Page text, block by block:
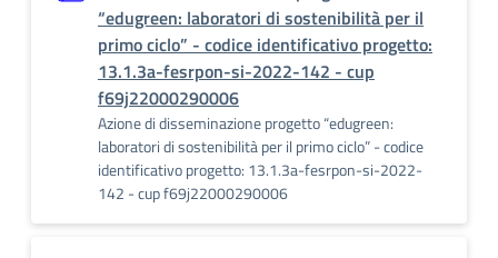
“edugreen: laboratori di sostenibilità per il
primo ciclo” - codice identificativo progetto:
13.1.3a-fesrpon-si-2022-142 - cup
f69j22000290006
Azione di disseminazione progetto “edugreen:
laboratori di sostenibilità per il primo ciclo” - codice
identificativo progetto: 13.1.3a-fesrpon-si-2022-
142 - cup f69j22000290006